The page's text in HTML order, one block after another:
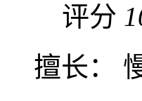
评分
擅长：